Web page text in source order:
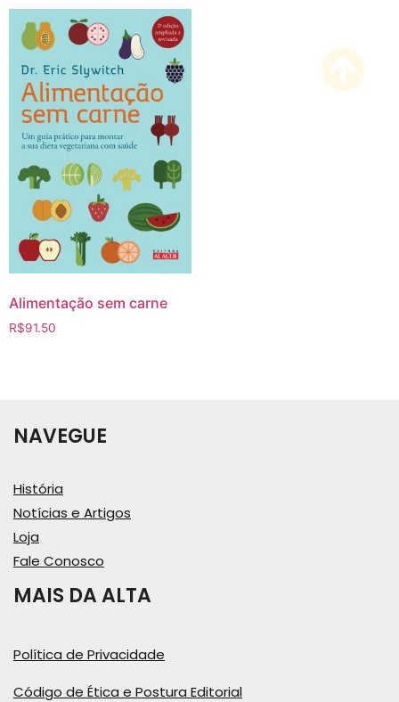
Alimentação sem carne
R$91.50
NAVEGUE
História
Notícias e Artigos
Loja
Fale Conosco
MAIS DA ALTA
Política de Privacidade
Código de Ética e Postura Editorial